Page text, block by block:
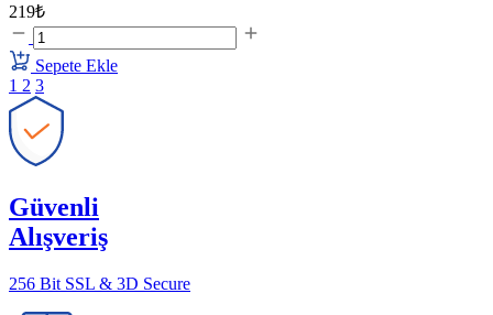
219₺
Sepete Ekle
1 2 3
Güvenli
Alışveriş
256 Bit SSL & 3D Secure